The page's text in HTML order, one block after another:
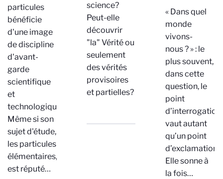
particules
bénéficie
d'une image
de discipline
d'avant-
garde
scientifique
et
technologique.
Même si son
sujet d'étude,
les particules
élémentaires,
est réputé…
science?
Peut-elle
découvrir
"la" Vérité ou
seulement
des vérités
provisoires
et partielles?
« Dans quel
monde
vivons-
nous ? » : le
plus souvent,
dans cette
question, le
point
d’interrogation
vaut autant
qu’un point
d’exclamation.
Elle sonne à
la fois…